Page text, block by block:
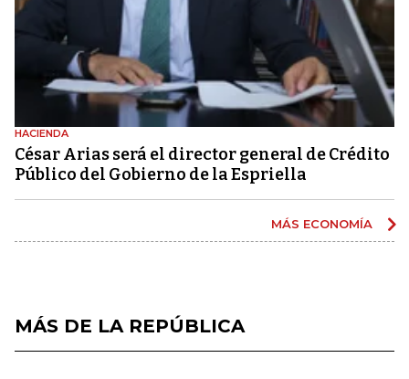
HACIENDA
César Arias será el director general de Crédito
Público del Gobierno de la Espriella
MÁS ECONOMÍA
MÁS DE LA REPÚBLICA